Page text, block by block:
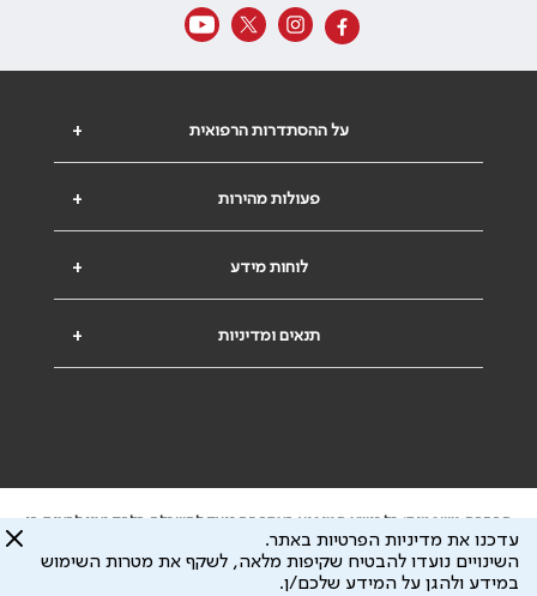
+ על ההסתדרות הרפואית
+ פעולות מהירות
+ לוחות מידע
+ תנאים ומדיניות
הבהרה משפטית: כל נושא המופיע באתר זה נועד להשכלה בלבד ואין לראות בו
ייעוץ רפואי או משפטי. אין הר"י אחראית לתוכן המתפרסם באתר זה ולכל נזק
שעלול להיגרם.
ידוע לי שהר"י אוספת ושומרת מידע אישי לצורך מתן השרות וכי חלק ממנו עשוי
עדכנו את מדיניות הפרטיות באתר.
השינויים נועדו להבטיח שקיפות מלאה, לשקף את מטרות השימוש
במידע ולהגן על המידע שלכם/ן.